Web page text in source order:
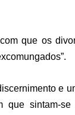
que os
e
que sintam-